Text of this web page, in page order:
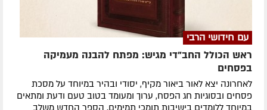
עם חידושי הרבי
ראש הכולל החב"די מגיש: מפתח להבנה מעמיקה
בפסחים
לאחרונה ​יצא לאור ביאור מקיף, יסודי ובהיר במיוחד על מסכת
פסחים ובסוגיות חג הפסח, ערוך ומעומד בטוב טעם ודעת ומתאים
במיוחד ללומדים בישיבות תומכי תמימים. ​הספר החדש משלב